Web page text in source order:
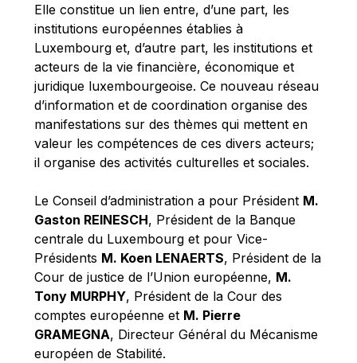
Michael Sohlman
Michel Goedert
Mireille Delmas-Marty
Nobuo Tanaka
Otmar Issing
Paolo Mengozzi
Paschal Donohoe
Pat Cox
Patrizia Nanz
Philippe Maystadt
Pierre Gramegna
Richard Pelly
Robert Goebbels
Robert REYNDERS
Elle constitue un lien entre, d’une part, les
institutions européennes établies à
Luxembourg et, d’autre part, les institutions et
acteurs de la vie financière, économique et
juridique luxembourgeoise. Ce nouveau réseau
d’information et de coordination organise des
manifestations sur des thèmes qui mettent en
valeur les compétences de ces divers acteurs;
il organise des activités culturelles et sociales.
Le Conseil d’administration a pour Président M.
Gaston REINESCH, Président de la Banque
centrale du Luxembourg et pour Vice-
Présidents M. Koen LENAERTS, Président de la
Cour de justice de l’Union européenne, M.
Tony MURPHY, Président de la Cour des
comptes européenne et M. Pierre
GRAMEGNA, Directeur Général du Mécanisme
européen de Stabilité.